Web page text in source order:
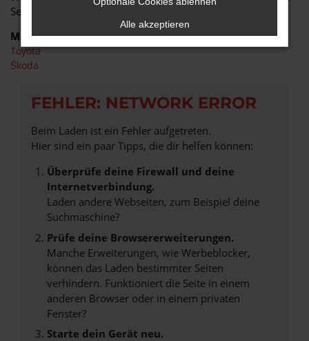
Serviceangebot und günstige Preise
Marken
Toyota
Škoda
FEHLER: NETWORK ERROR
Beim Laden ist ein Fehler aufgetreten.
Hier sind ein paar Tipps, die dir helfen können:
Überprüfe deine Firewall und deine
Internetverbindung.
Laden andere Webseiten, zum Beispiel deine
Suchmaschine?
Prüfe deine Browsererweiterungen.
Manche Erweiterungen, wie Werbeblocker,
können das Laden bestimmter Seiten
verhindern. Funktioniert die Seite in einem
anderen Browser oder in einem privaten
Fenster?
Starte dein Gerät neu.
Alle akzeptieren